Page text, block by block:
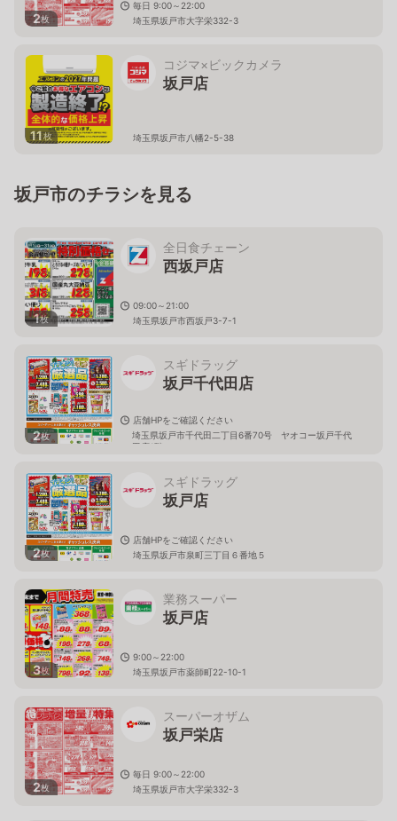
2枚
毎日 9:00～22:00
埼玉県坂戸市大字栄332-3
11枚
コジマ×ビックカメラ
坂戸店
埼玉県坂戸市八幡2-5-38
坂戸市のチラシを見る
1枚
全日食チェーン
西坂戸店
09:00～21:00
埼玉県坂戸市西坂戸3-7-1
2枚
スギドラッグ
坂戸千代田店
店舗HPをご確認ください
埼玉県坂戸市千代田二丁目6番70号 ヤオコー坂戸千代
田店1階
2枚
スギドラッグ
坂戸店
店舗HPをご確認ください
埼玉県坂戸市泉町三丁目６番地５
3枚
業務スーパー
坂戸店
9:00～22:00
埼玉県坂戸市薬師町22-10-1
2枚
スーパーオザム
坂戸栄店
毎日 9:00～22:00
埼玉県坂戸市大字栄332-3